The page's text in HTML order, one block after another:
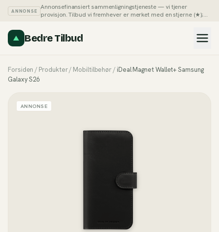
ANNONSE
Annonsefinansiert sammenligningstjeneste — vi tjener
provisjon. Tilbud vi fremhever er merket med en stjerne (★);
Bedre Tilbud
Forsiden / Produkter/ Mobiltilbehør/ iDeal Magnet Wallet+ Samsung
Galaxy S26
ANNONSE